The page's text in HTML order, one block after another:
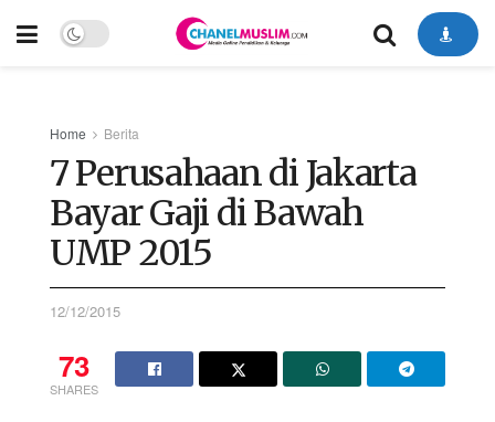
Home Berita
7 Perusahaan di Jakarta
Bayar Gaji di Bawah
UMP 2015
12/12/2015
73
SHARES